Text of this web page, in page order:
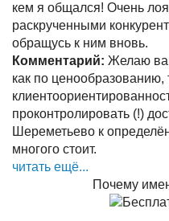
кем я общался! Очень
раскрученными
обращусь к ним вновь.
Комментарий: Желаю
как по ценообразованию,
проконтролировать (!)
Шереметьево к
многого стоит.
читать ещё...
Почему